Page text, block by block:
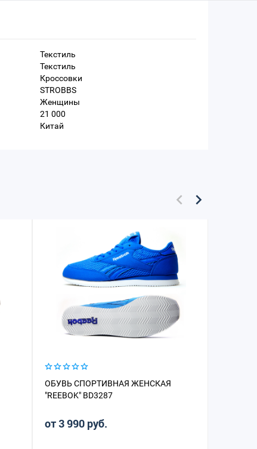
Текстиль
Текстиль
Кроссовки
STROBBS
Женщины
21 000
Китай
ОБУВЬ СПОРТИВНАЯ ЖЕНСКАЯ
"REEBOK" BD3287
от 3 990 руб.